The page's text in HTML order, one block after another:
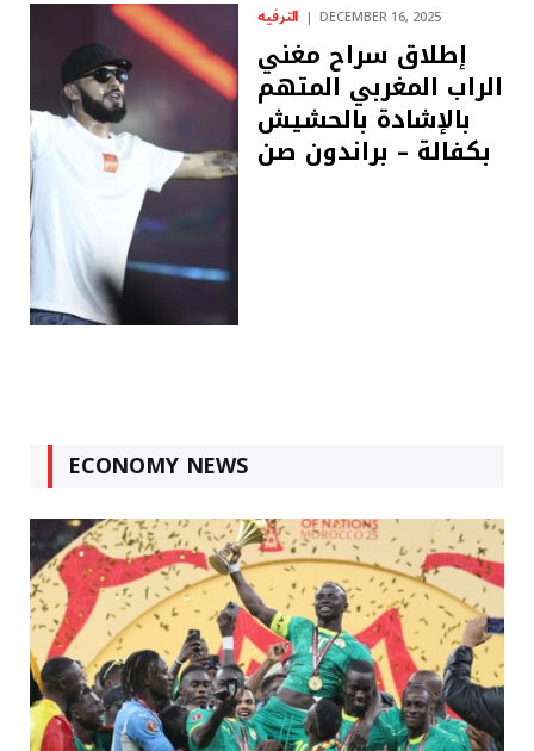
الترفيه DECEMBER 16, 2025
إطلاق سراح مغني
الراب المغربي المتهم
بالإشادة بالحشيش
بكفالة – ​​براندون صن
ECONOMY NEWS